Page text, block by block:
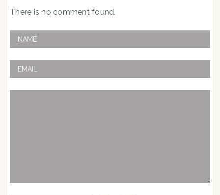
There is no comment found.